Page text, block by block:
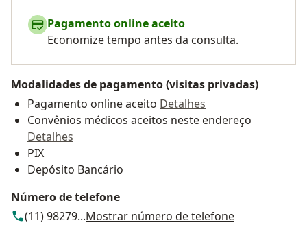
Pagamento online aceito
Economize tempo antes da consulta.
Modalidades de pagamento (visitas privadas)
Pagamento online aceito Detalhes
Convênios médicos aceitos neste endereço
Detalhes
PIX
Depósito Bancário
Número de telefone
(11) 98279...Mostrar número de telefone